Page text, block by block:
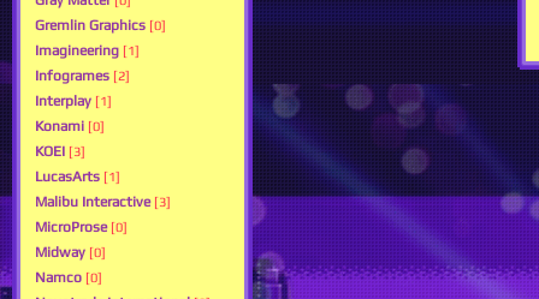
Gremlin Graphics [0]
Imagineering [1]
Infogrames [2]
Interplay [1]
Konami [0]
KOEI [3]
LucasArts [1]
Malibu Interactive [3]
MicroProse [0]
Midway [0]
Namco [0]